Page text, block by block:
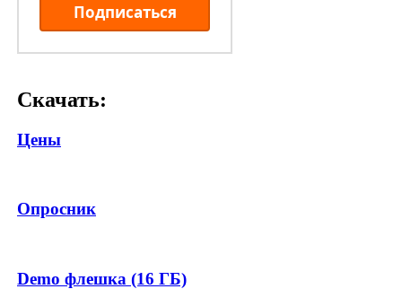
Подписаться
Скачать:
Цены
Опросник
Demo флешка (16 ГБ)